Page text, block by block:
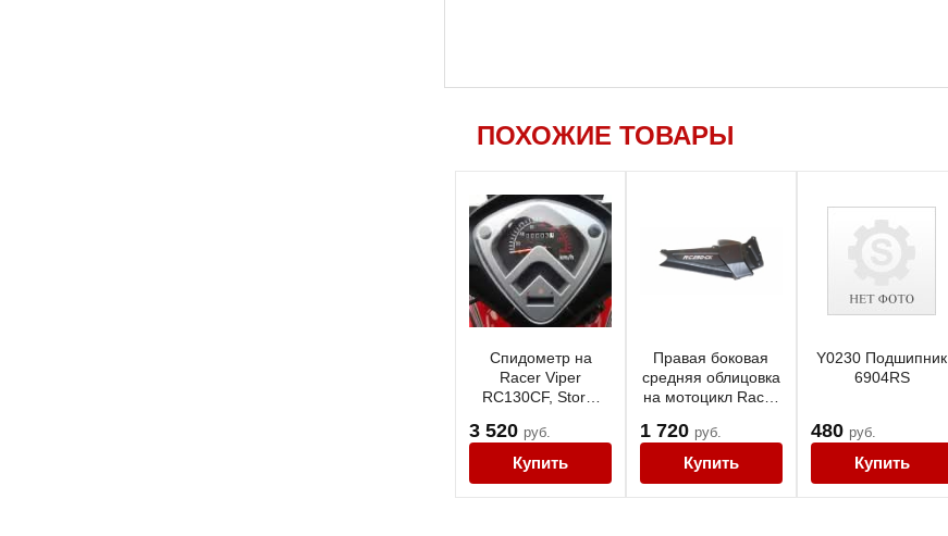
ПОХОЖИЕ ТОВАРЫ
Спидометр на
Racer Viper
RC130CF, Storm
yx130cf, VIP2007
3 520 руб.
Купить
Правая боковая
средняя облицовка
на мотоцикл Racer
RC200CK,
RC250CK, Motoland
Bandit, Fekon
1 720 руб.
Купить
Y0230 Подшипник
6904RS
480 руб.
Купить